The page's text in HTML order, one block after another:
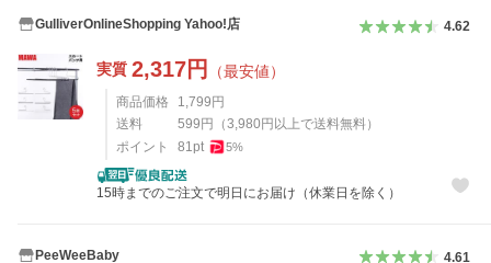
GulliverOnlineShopping Yahoo!店 4.62
実質 2,317円 （最安値）
商品価格 1,799 円
送料
599 円 （3,980 円以上で送料無料）
ポイント
81pt 5%
15時までのご注文で明日にお届け（休業日を除く）
PeeWeeBaby 4.61